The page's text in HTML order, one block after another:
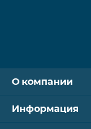
О компании
Информация